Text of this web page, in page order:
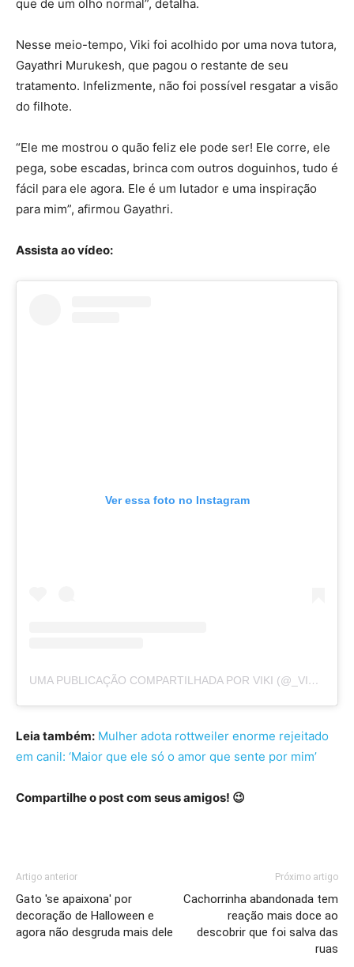
que de um olho normal”, detalha.
Nesse meio-tempo, Viki foi acolhido por uma nova tutora,
Gayathri Murukesh, que pagou o restante de seu
tratamento. Infelizmente, não foi possível resgatar a visão
do filhote.
“Ele me mostrou o quão feliz ele pode ser! Ele corre, ele
pega, sobe escadas, brinca com outros doguinhos, tudo é
fácil para ele agora. Ele é um lutador e uma inspiração
para mim”, afirmou Gayathri.
Assista ao vídeo:
Ver essa foto no Instagram
UMA PUBLICAÇÃO COMPARTILHADA POR VIKI (@_VIKISHH)
Leia também: Mulher adota rottweiler enorme rejeitado
em canil: ‘Maior que ele só o amor que sente por mim’
Compartilhe o post com seus amigos! 😉
Artigo anterior
Gato 'se apaixona' por
decoração de Halloween e
agora não desgruda mais dele
Próximo artigo
Cachorrinha abandonada tem
reação mais doce ao
descobrir que foi salva das
ruas